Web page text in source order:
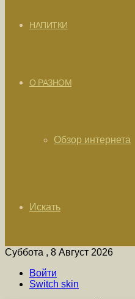
НАПИТКИ
О РАЗНОМ
Обзор интернета
Искать
Суббота , 8 Август 2026
Войти
Switch skin